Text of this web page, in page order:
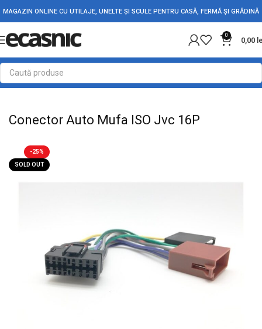
MAGAZIN ONLINE CU UTILAJE, UNELTE ȘI SCULE PENTRU CASĂ, FERMĂ ȘI GRĂDINĂ
0
0,00
Prima pagină Accesorii Auto Conectori Auto
Conector Auto Mufa ISO Jvc 16P
-25%
SOLD OUT